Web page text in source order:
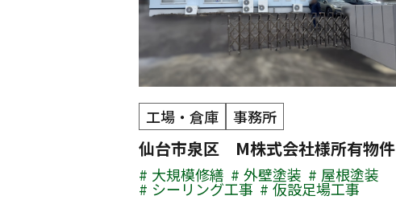
工場・倉庫 事務所
仙台市泉区 M株式会社様所有物件
大規模修繕 外壁塗装 屋根塗装
シーリング工事 仮設足場工事